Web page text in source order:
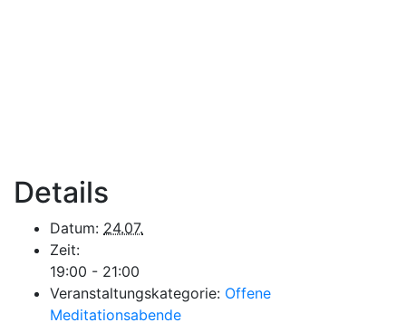
Details
Datum: 24.07.
Zeit:
19:00 - 21:00
Veranstaltungskategorie: Offene
Meditationsabende